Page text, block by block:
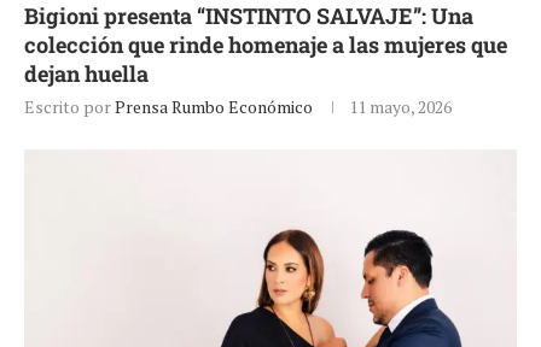
Bigioni presenta “INSTINTO SALVAJE”: Una
colección que rinde homenaje a las mujeres que
dejan huella
Escrito porPrensa Rumbo Económico 11 mayo, 2026